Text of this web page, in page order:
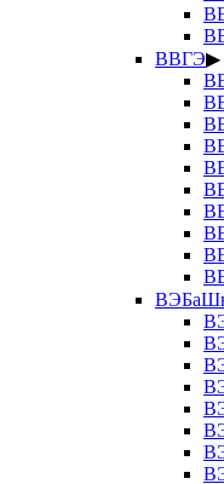
ВВГЭ▶